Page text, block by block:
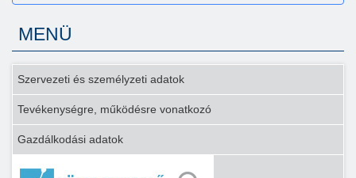
MENÜ
Szervezeti és személyzeti adatok
Tevékenységre, működésre vonatkozó
Gazdálkodási adatok